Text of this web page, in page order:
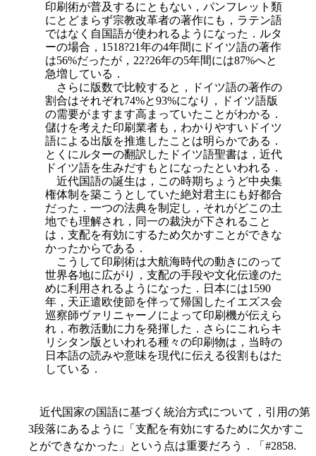
印刷術が普及するにともない，パンフレット類
にとどまらず宗教改革者の著作にも，ラテン語
ではなく自国語が使われるようになった．ルタ
ーの場合，1518?21年の4年間にドイツ語の著作
は56%だったが，22?26年の5年間には87%へと
急増している．
さらに版数で比較すると，ドイツ語の著作の
割合はそれぞれ74%と93%になり，ドイツ語版
の需要がますます高まっていたことがわかる．
儲けを考えた印刷業者も，わかりやすいドイツ
語による出版を推進したことは明らかである．
とくにルターの翻訳したドイツ語聖書は，近代
ドイツ語を生みだすもとになったといわれる．
近代国語の誕生は，この時期ちょうど中央集
権体制を築こうとしていた絶対君主にも好都合
だった．一つの法典を制定し，それがどこの土
地でも理解され，同一の裁決が下されること
は，支配を有効にするため欠かすことができな
かったからである．
こうして印刷術は大航海時代の動きにのって
世界各地に広がり，支配の手段や文化伝達のた
めに利用されるようになった．日本には1590
年，天正遣欧使節を伴って帰国したイエズス会
巡察師ヴァリニャーノによって印刷機が伝えら
れ，布教活動に力を発揮した．さらにこれらキ
リシタン版といわれる種々の印刷物は，当時の
日本語の読みや意味を現代に伝える役割もはた
している．
近代国家の国語に基づく統治方式について，引用の第
3段落にあるように「支配を有効にするために欠かすこ
とができなかった」という点は重要だろう．「#2858.